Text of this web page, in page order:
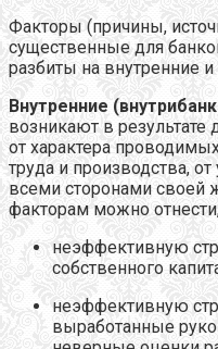
Факторы (причины,
существенные для
разбиты на внутренние
Внутренние
возникают в результате
от характера
труда и производства,
всеми сторонами своей
факторам можно
неэффективную
собственного
неэффективную
выработанные